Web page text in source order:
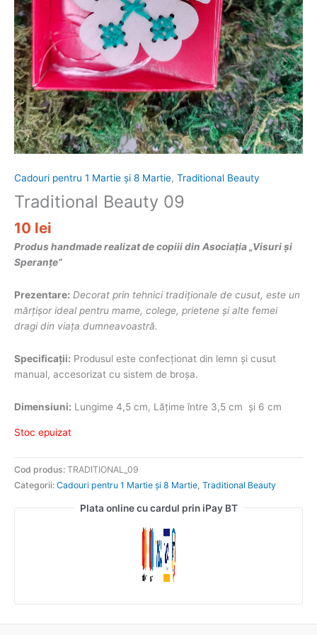
Cadouri pentru 1 Martie și 8 Martie, Traditional Beauty
Traditional Beauty 09
10 lei
Produs handmade realizat de copiii din Asociația „Visuri și
Speranțe”
Prezentare: Decorat prin tehnici tradiționale de cusut, este un
mărțișor ideal pentru mame, colege, prietene și alte femei
dragi din viața dumneavoastră.
Specificații: Produsul este confecționat din lemn și cusut
manual, accesorizat cu sistem de broșa.
Dimensiuni: Lungime 4,5 cm, Lățime între 3,5 cm și 6 cm
Stoc epuizat
Cod produs: TRADITIONAL_09
Categorii: Cadouri pentru 1 Martie și 8 Martie Traditional Beauty
Plata online cu cardul prin iPay BT